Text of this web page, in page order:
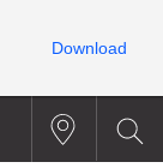
Download